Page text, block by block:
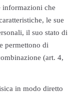
informazioni che
le sue
il suo stato di
permettono di
(art. 4,
in modo diretto